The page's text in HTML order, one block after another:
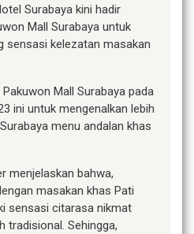
Surabaya kini hadir
Mall Surabaya untuk
sensasi kelezatan masakan
Mall Surabaya pada
ini untuk mengenalkan lebih
menu andalan khas
menjelaskan bahwa,
masakan khas Pati
sensasi citarasa nikmat
tradisional. Sehingga,